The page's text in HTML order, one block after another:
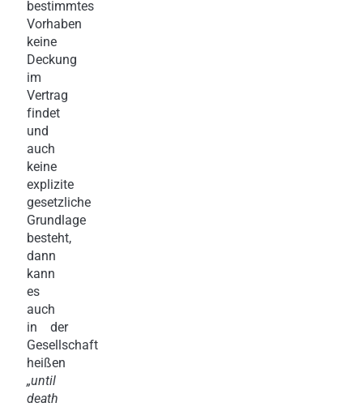
bestimmtes
Vorhaben
keine
Deckung
im
Vertrag
findet
und
auch
keine
explizite
gesetzliche
Grundlage
besteht,
dann
kann
es
auch
in der
Gesellschaft
heißen
„until
death